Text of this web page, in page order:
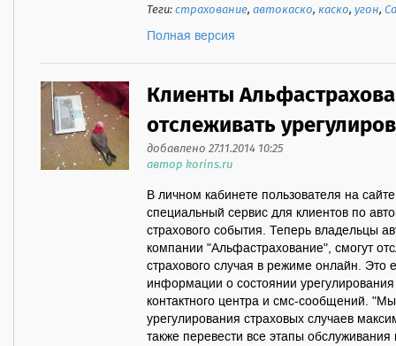
Теги:страхование,автокаско,каско,угон,
Полная версия
Клиенты
отслеживать
добавлено 27.11.2014 10:25
автор korins.ru
В личном кабинете пользователя на
специальный сервис для клиентов по
страхового события. Теперь владельцы
компании "Альфастрахование", смогут
страхового случая в режиме онлайн. Это
информации о состоянии
контактного центра и смс-сообщений.
урегулирования страховых случаев
также перевести все этапы